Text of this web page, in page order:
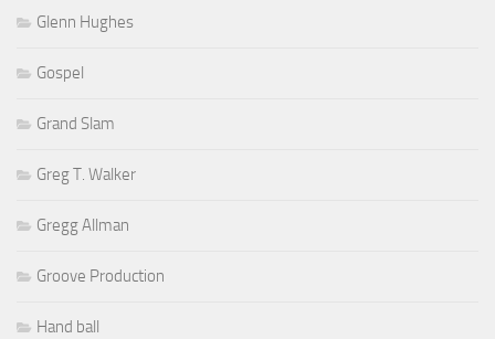
Glenn Hughes
Gospel
Grand Slam
Greg T. Walker
Gregg Allman
Groove Production
Hand ball